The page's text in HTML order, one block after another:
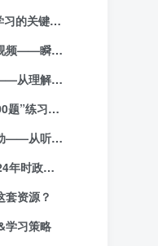
✨ 引言：新时代时政学习的关键节点
🔍 模块一：每月时政视频——瞬息万变中厘清主线
📘 模块二：系统讲义——从理解到结构化输出
🧠 模块三：“新思想500题”练习库——理论理解转化为自测能力
🎯 模块四：三模块联动——从听→看→练构建闭环
🌍 模块五：为什么2024年时政尤为重要？
套资源？
学习策略